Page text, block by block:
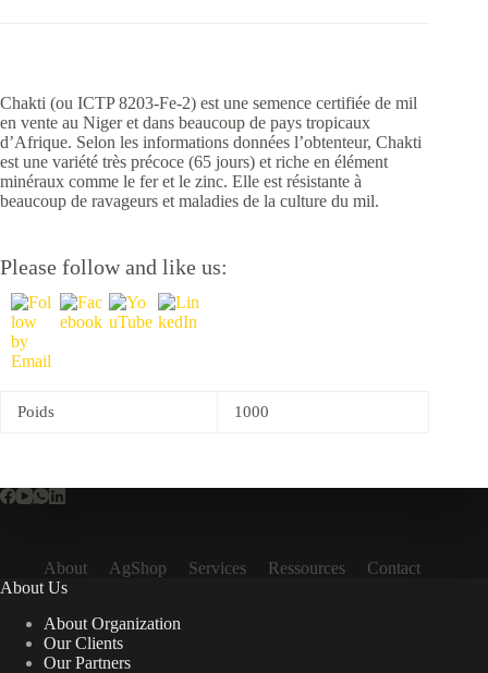
Chakti (ou ICTP 8203-Fe-2) est une semence certifiée de mil
en vente au Niger et dans beaucoup de pays tropicaux
d’Afrique. Selon les informations données l’obtenteur, Chakti
est une variété très précoce (65 jours) et riche en élément
minéraux comme le fer et le zinc. Elle est résistante à
beaucoup de ravageurs et maladies de la culture du mil.
Please follow and like us:
Poids 1000
About AgShop Services Ressources
Contact
About Us
About Organization
Our Clients
Our Partners